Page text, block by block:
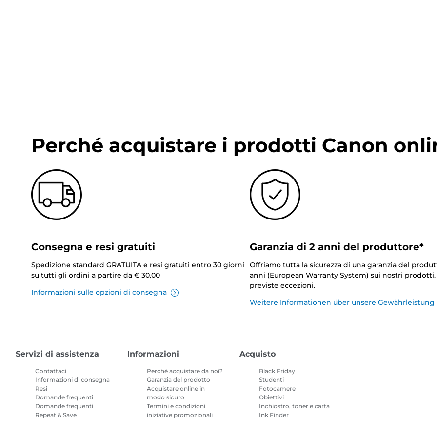
Perché acquistare i prodotti Canon
Consegna e resi gratuiti
Spedizione standard GRATUITA e resi gratuiti entro 30 giorni
su tutti gli ordini a partire da € 30,00
Informazioni sulle opzioni di consegna
Garanzia di 2 anni del produttore*
Offriamo tutta la sicurezza di una garanzia del
anni (European Warranty System) sui nostri prodotti.
previste eccezioni.
Weitere Informationen über unsere Gewährleistung
Servizi di assistenza
Contattaci
Informazioni di consegna
Resi
Domande frequenti
Domande frequenti
Repeat & Save
Informazioni
Perché acquistare da noi?
Garanzia del prodotto
Acquistare online in
modo sicuro
Termini e condizioni
iniziative promozionali
Acquisto
Black Friday
Studenti
Fotocamere
Obiettivi
Inchiostro, toner e carta
Ink Finder